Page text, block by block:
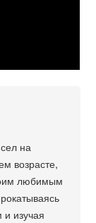
на
возрасте,
любимым
изучая